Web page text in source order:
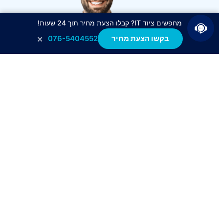
מחפשים ציוד IT? קבלו הצעת מחיר תוך 24 שעות!
בקשו הצעת מחיר 076-5404552
×